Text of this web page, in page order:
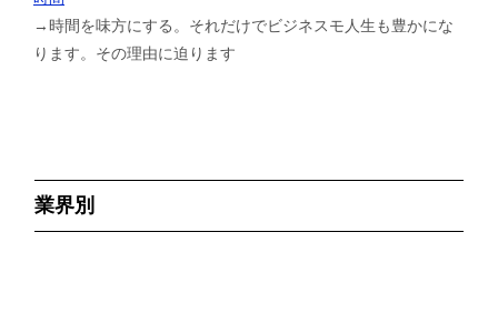
→時間を味方にする。それだけでビジネスモ人生も豊かにな
ります。その理由に迫ります
業界別